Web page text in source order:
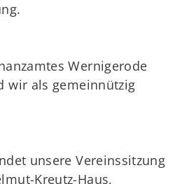
Wernigerode
wir als gemeinnützig
unsere Vereinssitzung
Kreutz-Haus,